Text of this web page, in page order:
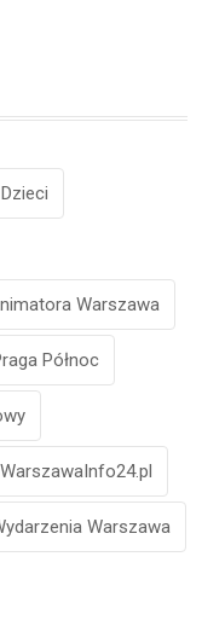
Warszawa
Północ
WarszawaInfo24.pl
Warszawa